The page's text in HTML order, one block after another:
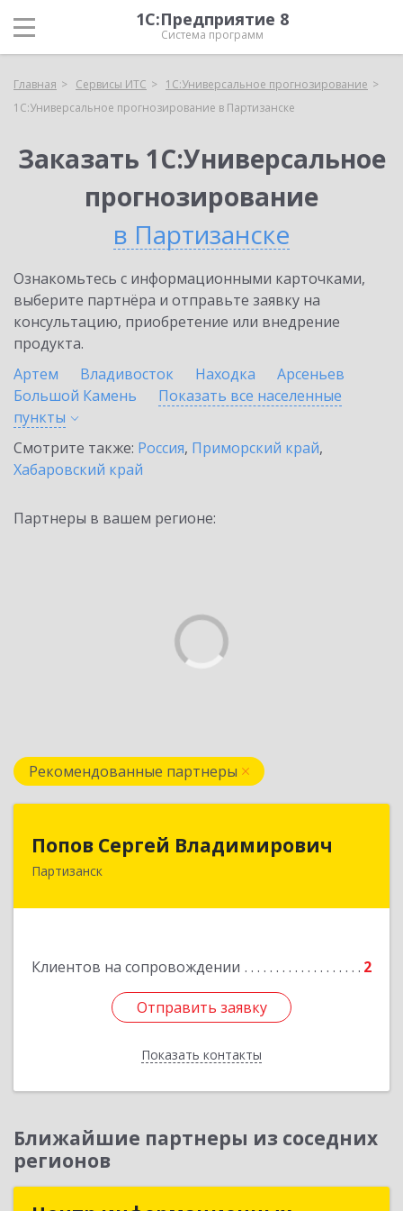
1С:Предприятие 8
Система программ
Главная Сервисы ИТС
1С:Универсальное прогнозирование
1С:Универсальное прогнозирование в Партизанске
Заказать 1С:Универсальное
прогнозирование
в Партизанске
Ознакомьтесь с информационными карточками,
выберите партнёра и отправьте заявку на
консультацию, приобретение или внедрение
продукта.
Артем
Владивосток Находка
Арсеньев
Большой Камень
Показать все населенные
пункты
Смотрите также: Россия, Приморский край,
Хабаровский край
Партнеры в вашем регионе:
Рекомендованные партнеры
Попов Сергей Владимирович
Партизанск
Клиентов на сопровождении 2
Отправить заявку
Показать контакты
Попов Сергей Владимирович
692922, Приморский край, г. Находка, ул.
Отправить заявку
Назад
Ближайшие партнеры из соседних
регионов